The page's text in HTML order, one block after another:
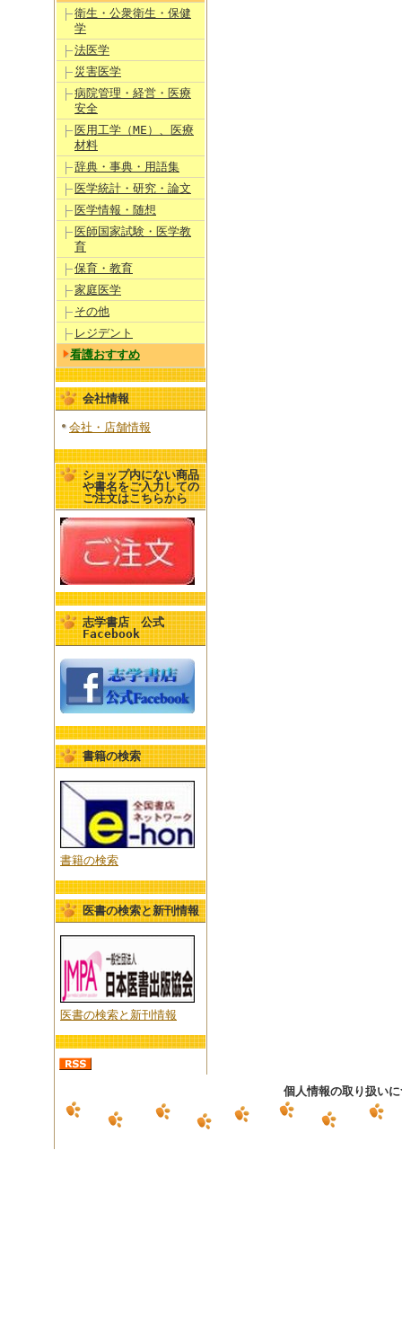
衛生・公衆衛生・保健
学
法医学
災害医学
病院管理・経営・医療
安全
医用工学（ME）、医療
材料
辞典・事典・用語集
医学統計・研究・論文
医学情報・随想
医師国家試験・医学教
育
保育・教育
家庭医学
その他
レジデント
看護おすすめ
会社情報
会社・店舗情報
ショップ内にない商品
や書名をご入力しての
ご注文はこちらから
志学書店 公式
Facebook
書籍の検索
書籍の検索
医書の検索と新刊情報
医書の検索と新刊情報
個人情報の取り扱い